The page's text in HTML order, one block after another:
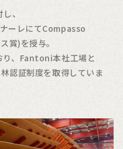
、
ーレにてCompasso
)を授与。
り、Fantoni本社工場と
認証制度を取得していま